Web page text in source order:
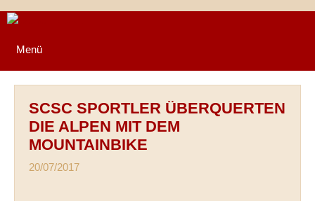
Menü
SCSC SPORTLER ÜBERQUERTEN
DIE ALPEN MIT DEM
MOUNTAINBIKE
20/07/2017